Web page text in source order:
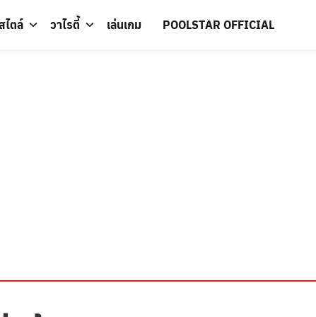
ไตล์ วาไรตี้ เล่นเกม POOLSTAR OFFICIAL